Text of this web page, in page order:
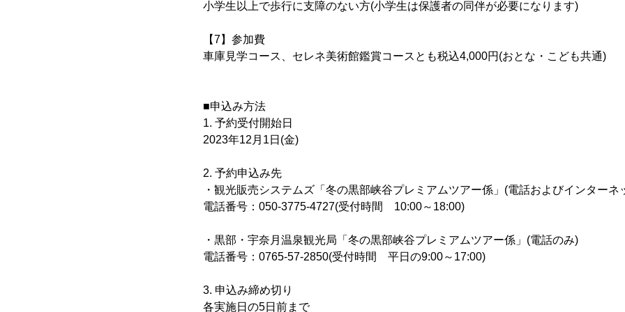
小学生以上で歩行に支障のない方(小学生は保護者の同伴が必要になります)
【7】参加費
車庫見学コース、セレネ美術館鑑賞コースとも税込4,000円(おとな・こども共通)
■申込み方法
1. 予約受付開始日
2023年12月1日(金)
2. 予約申込み先
・観光販売システムズ「冬の黒部峡谷プレミアムツアー係」(電話およびインターネ
電話番号：050-3775-4727(受付時間 10:00～18:00)
・黒部・宇奈月温泉観光局「冬の黒部峡谷プレミアムツアー係」(電話のみ)
電話番号：0765-57-2850(受付時間 平日の9:00～17:00)
3. 申込み締め切り
各実施日の5日前まで